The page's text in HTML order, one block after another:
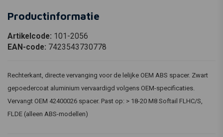
Productinformatie
Artikelcode: 101-2056
EAN-code: 7423543730778
Rechterkant, directe vervanging voor de lelijke OEM ABS spacer. Zwart
gepoedercoat aluminium vervaardigd volgens OEM-specificaties.
Vervangt OEM 42400026 spacer. Past op: > 18-20 M8 Softail FLHC/S,
FLDE (alleen ABS-modellen)